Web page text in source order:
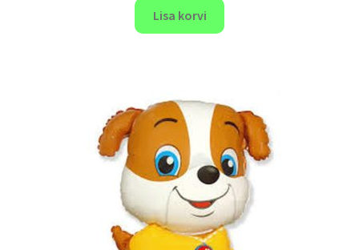
Lisa korvi